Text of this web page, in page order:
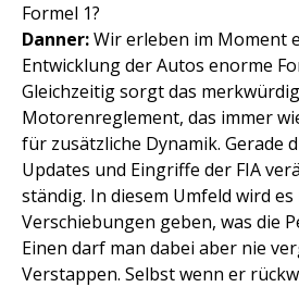
Formel 1?
Danner:Wir erleben im Moment
Entwicklung der Autos enorme
Gleichzeitig sorgt das
Motorenreglement, das immer
für zusätzliche Dynamik. Gerade
Updates und Eingriffe der FIA
ständig. In diesem Umfeld wird
Verschiebungen geben, was die
Einen darf man dabei aber nie
Verstappen. Selbst wenn er